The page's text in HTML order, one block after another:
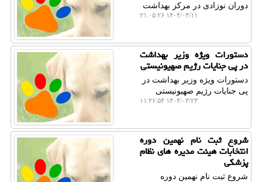
دوران نوزادی در مرکز بهداشت
۱۴۰۴/۰۴/۱۱ ۲۱:۰۵:۲۶
دستورات ویژه وزیر بهداشت
در پی جنایات رژیم صهیونیستی
دستورات ویژه وزیر بهداشت در
پی جنایات رژیم صهیونیستی
۱۴۰۴/۰۳/۲۳ ۱۱:۲۶:۵۴
شروع ثبت نام نهمین دوره
انتخابات هیئت مدیره های نظام
پزشکی
شروع ثبت نام نهمین دوره